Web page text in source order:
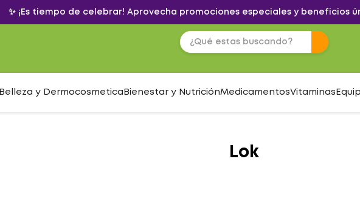
✨ ¡Es tiempo de celebrar! Aprovecha promociones especiales y beneficios
Belleza y Dermocosmetica Bienestar y NutriciónMedicamentosVitaminas
Lok